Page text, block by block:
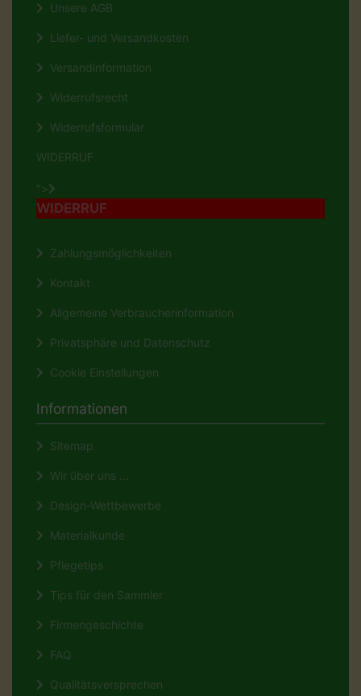
Unsere AGB
Liefer- und Versandkosten
Versandinformation
Widerrufsrecht
Widerrufsformular
WIDERRUF
">
WIDERRUF
Zahlungsmöglichkeiten
Kontakt
Allgemeine Verbraucherinformation
Privatsphäre und Datenschutz
Cookie Einstellungen
Informationen
Sitemap
Wir über uns ...
Design-Wettbewerbe
Materialkunde
Pflegetips
Tips für den Sammler
Firmengeschichte
FAQ
Qualitätsversprechen